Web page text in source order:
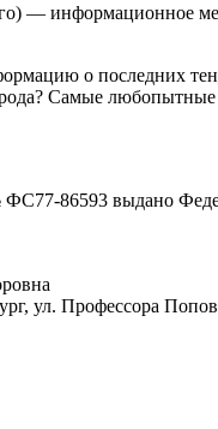
— информационное
о последних
Самые
86593 выдано
ул. Профессора